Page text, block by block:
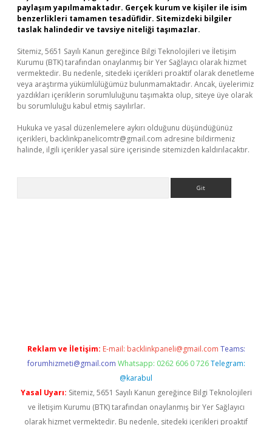
paylaşım yapılmamaktadır. Gerçek kurum ve kişiler ile isim
benzerlikleri tamamen tesadüfidir. Sitemizdeki bilgiler
taslak halindedir ve tavsiye niteliği taşımazlar.
Sitemiz, 5651 Sayılı Kanun gereğince Bilgi Teknolojileri ve İletişim
Kurumu (BTK) tarafından onaylanmış bir Yer Sağlayıcı olarak hizmet
vermektedir. Bu nedenle, sitedeki içerikleri proaktif olarak denetleme
veya araştırma yükümlülüğümüz bulunmamaktadır. Ancak, üyelerimiz
yazdıkları içeriklerin sorumluluğunu taşımakta olup, siteye üye olarak
bu sorumluluğu kabul etmiş sayılırlar.
Hukuka ve yasal düzenlemelere aykırı olduğunu düşündüğünüz
içerikleri, backlinkpanelicomtr@gmail.com adresine bildirmeniz
halinde, ilgili içerikler yasal süre içerisinde sitemizden kaldırılacaktır.
Reklam ve İletişim: E-mail: backlinkpaneli@gmail.com Teams:
forumhizmeti@gmail.com Whatsapp: 0262 606 0 726 Telegram:
@karabul
Yasal Uyarı: Sitemiz, 5651 Sayılı Kanun gereğince Bilgi Teknolojileri
ve İletişim Kurumu (BTK) tarafından onaylanmış bir Yer Sağlayıcı
olarak hizmet vermektedir. Bu nedenle, sitedeki içerikleri proaktif